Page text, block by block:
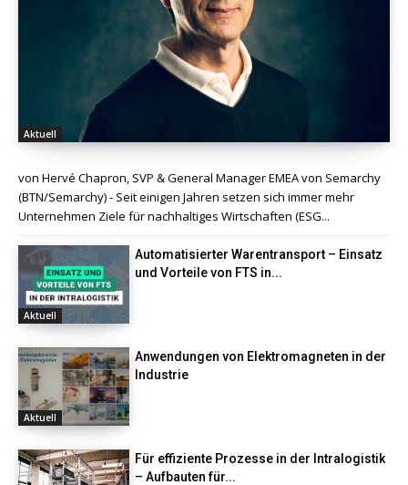
Aktuell
von Hervé Chapron, SVP & General Manager EMEA von Semarchy
(BTN/Semarchy) - Seit einigen Jahren setzen sich immer mehr
Unternehmen Ziele für nachhaltiges Wirtschaften (ESG...
Aktuell
Automatisierter Warentransport – Einsatz
und Vorteile von FTS in...
Aktuell
Anwendungen von Elektromagneten in der
Industrie
Für effiziente Prozesse in der Intralogistik
– Aufbauten für...